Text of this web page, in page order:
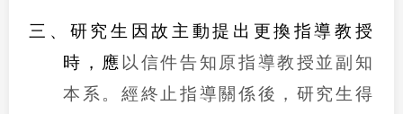
三、研究生因故主動提出更換指導教授
時，應 以信件告知原指導教授並副知
本系。經終止指導關係後，研究生得